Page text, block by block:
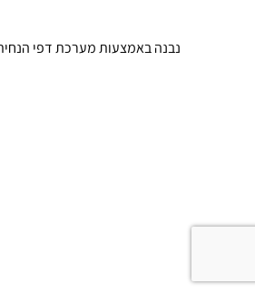
נבנה באמצעות מערכת דפי